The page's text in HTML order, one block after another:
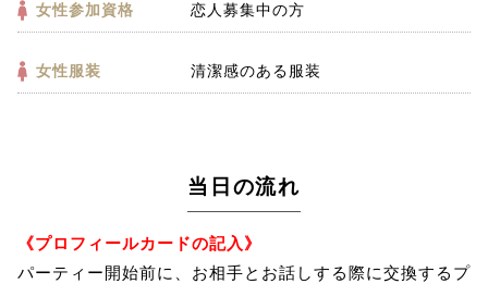
女性参加資格 恋人募集中の方
女性服装 清潔感のある服装
当日の流れ
《プロフィールカードの記入》
パーティー開始前に、お相手とお話しする際に交換するプ